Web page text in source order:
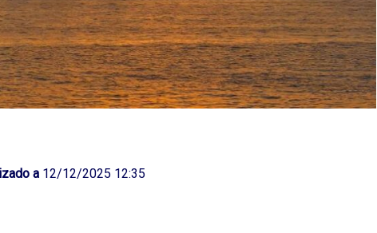
a 12/12/2025 12:35